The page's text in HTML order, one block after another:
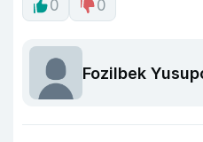
0 0
Fozilbek